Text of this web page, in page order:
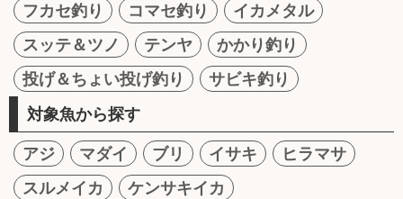
フカセ釣り
コマセ釣り
イカメタル
スッテ＆ツノ
テンヤ
かかり釣り
投げ＆ちょい投げ釣り
サビキ釣り
対象魚から探す
アジ マダイ ブリ イサキ
ヒラマサ
スルメイカ
ケンサキイカ